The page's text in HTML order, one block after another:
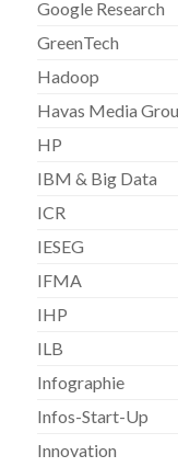
Google Research
GreenTech
Hadoop
Havas Media
HP
IBM & Big Data
ICR
IESEG
IFMA
IHP
ILB
Infographie
Infos-Start-Up
Innovation